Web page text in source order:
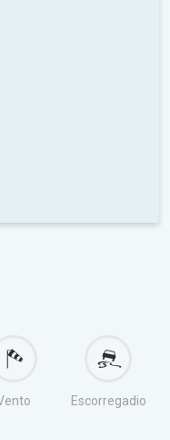
Escorregadio